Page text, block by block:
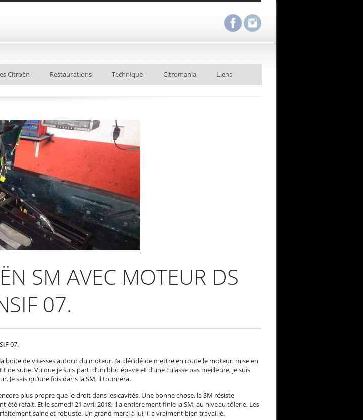
Citroën Restaurations Technique Citromania Liens
SM AVEC MOTEUR DS
07.
07.
boite de vitesses autour du moteur. J’ai décidé de mettre en route le moteur, mise en
suite. Vu que je suis parti d’un bloc épave et d’une culasse pas meilleure, je suis
Je sais qu’une fois dans la SM, il tournera.
plus propre que le droit dans les cavités. Une bonne chose, la SM résiste
été refait. Et le samedi 21 avril 2018, il a entièrement finie la SM, au niveau tôlerie, Les
saine et robuste. Un grand merci à lui, il a vraiment bien travaillé.